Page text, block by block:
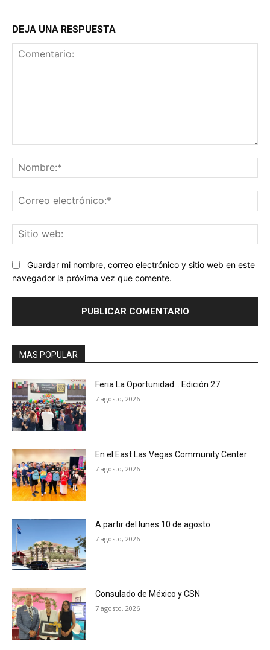
DEJA UNA RESPUESTA
Guardar mi nombre, correo electrónico y sitio web en este
navegador la próxima vez que comente.
MAS POPULAR
Feria La Oportunidad… Edición 27
7 agosto, 2026
En el East Las Vegas Community Center
7 agosto, 2026
A partir del lunes 10 de agosto
7 agosto, 2026
Consulado de México y CSN
7 agosto, 2026